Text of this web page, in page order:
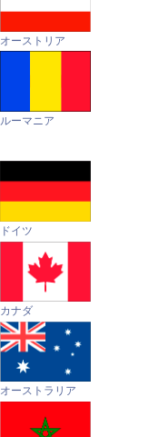
オーストリア
ルーマニア
ドイツ
カナダ
オーストラリア